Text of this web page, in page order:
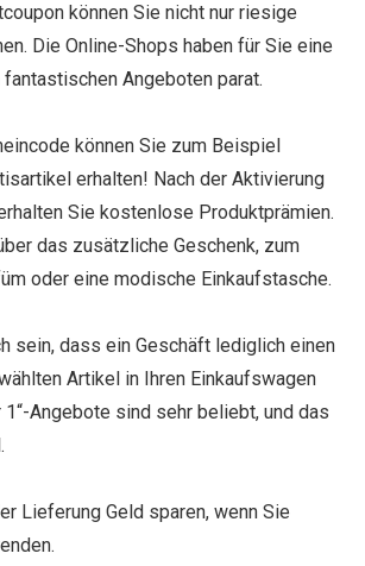
können Sie nicht nur riesige
Die Online-Shops haben für Sie eine
Angeboten parat.
können Sie zum Beispiel
erhalten! Nach der Aktivierung
Sie kostenlose Produktprämien.
das zusätzliche Geschenk, zum
oder eine modische Einkaufstasche.
sein, dass ein Geschäft lediglich einen
Artikel in Ihren Einkaufswagen
1“-Angebote sind sehr beliebt, und das
Lieferung Geld sparen, wenn Sie